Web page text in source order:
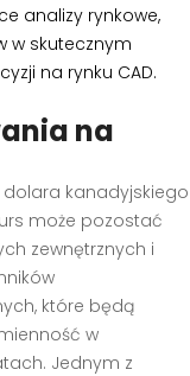
analizy rynkowe,
w skutecznym
na rynku CAD.
na
dolara kanadyjskiego
może pozostać
zewnętrznych i
które będą
w
Jednym z